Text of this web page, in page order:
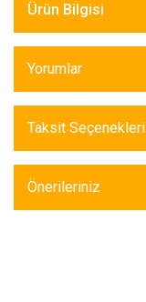
Ürün Bilgisi
Yorumlar
Taksit Seçenekleri
Önerileriniz